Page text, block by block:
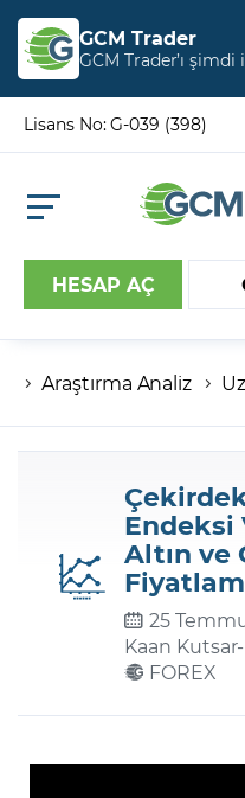
GCM Trader
GCM Trader’ı şimdi
Lisans No: G-039 (398)
HESAP AÇ
Hesap numaranız
Şifreniz
Şifremi Unuttum
Araştırma Analiz
Endeksi
Altın ve
25
Kaan Kutsar
FOREX